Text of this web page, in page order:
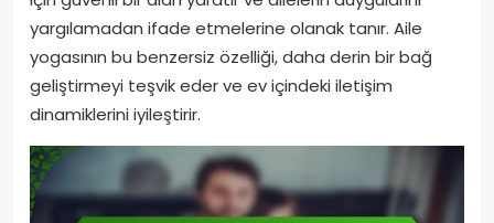
yargılamadan ifade etmelerine olanak tanır. Aile
yogasının bu benzersiz özelliği, daha derin bir bağ
geliştirmeyi teşvik eder ve ev içindeki iletişim
dinamiklerini iyileştirir.